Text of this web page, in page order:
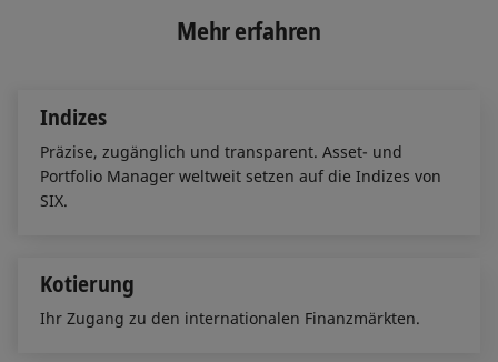
e
d
o
l
Mehr erfahren
Indizes
Präzise, zugänglich und transparent. Asset- und
Portfolio Manager weltweit setzen auf die Indizes von
SIX.
Kotierung
Ihr Zugang zu den internationalen Finanzmärkten.